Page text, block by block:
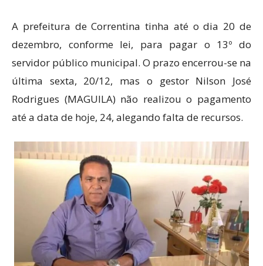
A prefeitura de Correntina tinha até o dia 20 de
dezembro, conforme lei, para pagar o 13º do
servidor público municipal. O prazo encerrou-se na
última sexta, 20/12, mas o gestor Nilson José
Rodrigues (MAGUILA) não realizou o pagamento
até a data de hoje, 24, alegando falta de recursos.